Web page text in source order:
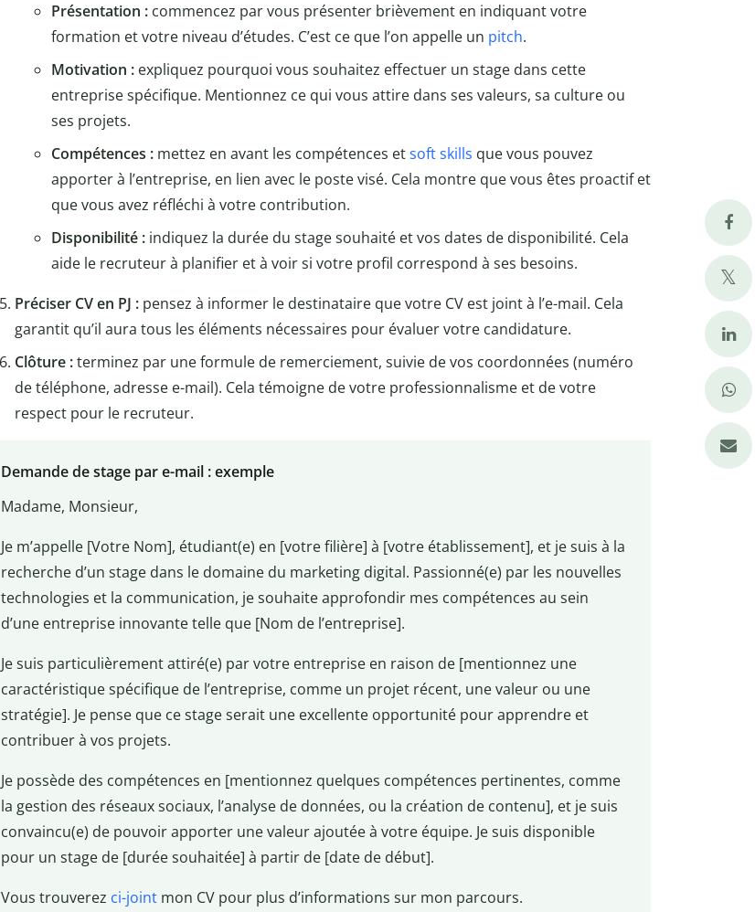
Présentation : commencez par vous présenter brièvement en indiquant votre
formation et votre niveau d’études. C’est ce que l’on appelle un pitch.
Motivation : expliquez pourquoi vous souhaitez effectuer un stage dans cette
entreprise spécifique. Mentionnez ce qui vous attire dans ses valeurs, sa culture ou
ses projets.
Compétences : mettez en avant les compétences etsoft skills que vous pouvez
apporter à l’entreprise, en lien avec le poste visé. Cela montre que vous êtes proactif et
que vous avez réfléchi à votre contribution.
Disponibilité : indiquez la durée du stage souhaité et vos dates de disponibilité. Cela
aide le recruteur à planifier et à voir si votre profil correspond à ses besoins.
Préciser CV en PJ : pensez à informer le destinataire que votre CV est joint à l’e-mail. Cela
garantit qu’il aura tous les éléments nécessaires pour évaluer votre candidature.
Clôture :terminez par une formule de remerciement, suivie de vos coordonnées (numéro
de téléphone, adresse e-mail). Cela témoigne de votre professionnalisme et de votre
respect pour le recruteur.
Demande de stage par e-mail : exemple
Madame, Monsieur,
Je m’appelle [Votre Nom], étudiant(e) en [votre filière] à [votre établissement], et je suis à la
recherche d’un stage dans le domaine du marketing digital. Passionné(e) par les nouvelles
technologies et la communication, je souhaite approfondir mes compétences au sein
d’une entreprise innovante telle que [Nom de l’entreprise].
Je suis particulièrement attiré(e) par votre entreprise en raison de [mentionnez une
caractéristique spécifique de l’entreprise, comme un projet récent, une valeur ou une
stratégie]. Je pense que ce stage serait une excellente opportunité pour apprendre et
contribuer à vos projets.
Je possède des compétences en [mentionnez quelques compétences pertinentes, comme
la gestion des réseaux sociaux, l’analyse de données, ou la création de contenu], et je suis
convaincu(e) de pouvoir apporter une valeur ajoutée à votre équipe. Je suis disponible
pour un stage de [durée souhaitée] à partir de [date de début].
Vous trouverez ci-jointmon CV pour plus d’informations sur mon parcours.